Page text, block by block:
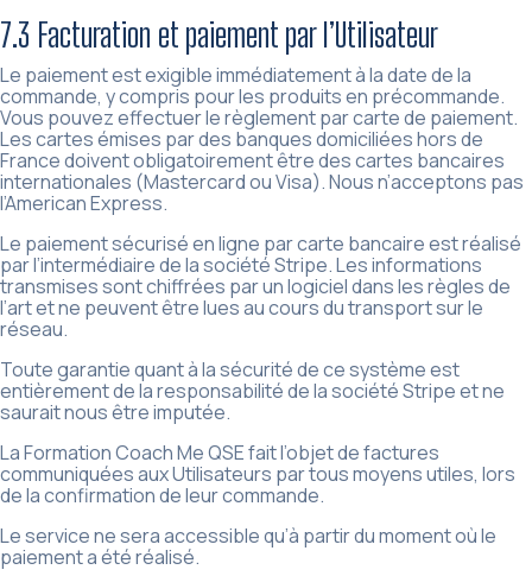
7.3 Facturation et paiement par l’Utilisateur
Le paiement est exigible immédiatement à la date de la
commande, y compris pour les produits en précommande.
Vous pouvez effectuer le règlement par carte de paiement.
Les cartes émises par des banques domiciliées hors de
France doivent obligatoirement être des cartes bancaires
internationales (Mastercard ou Visa). Nous n’acceptons pas
l’American Express.
Le paiement sécurisé en ligne par carte bancaire est réalisé
par l’intermédiaire de la société Stripe. Les informations
transmises sont chiffrées par un logiciel dans les règles de
l’art et ne peuvent être lues au cours du transport sur le
réseau.
Toute garantie quant à la sécurité de ce système est
entièrement de la responsabilité de la société Stripe et ne
saurait nous être imputée.
La Formation Coach Me QSE fait l’objet de factures
communiquées aux Utilisateurs par tous moyens utiles, lors
de la confirmation de leur commande.
Le service ne sera accessible qu’à partir du moment où le
paiement a été réalisé.